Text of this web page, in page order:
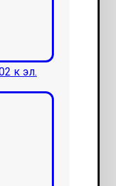
к эл.